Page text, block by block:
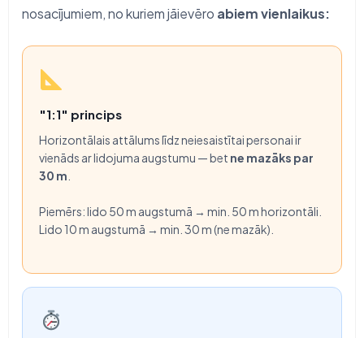
nosacījumiem, no kuriem jāievēro abiem vienlaikus:
"1:1" princips
Horizontālais attālums līdz neiesaistītai personai ir
vienāds ar lidojuma augstumu — bet ne mazāks par
30 m
Piemērs: lido 50 m augstumā → min. 50 m horizontāli.
Lido 10 m augstumā → min. 30 m (ne mazāk).